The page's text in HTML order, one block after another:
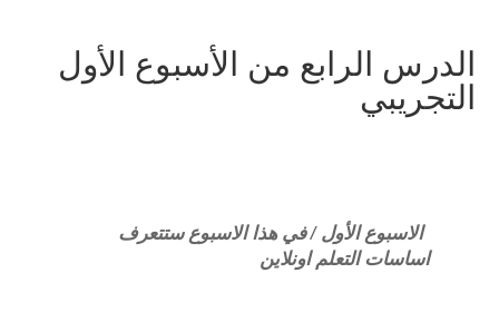
الدرس الرابع من الأسبوع الأول
التجريبي
الاسبوع الأول / في هذا الاسبوع ستتعرف
اساسات التعلم اونلاين